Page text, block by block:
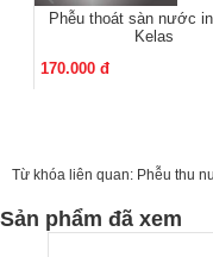
Phễu thoát sàn nước
Kelas
170.000 đ
Từ khóa liên quan: Phễu thu
Sản phẩm đã xem